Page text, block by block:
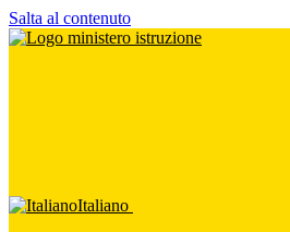
Salta al contenuto
Italiano